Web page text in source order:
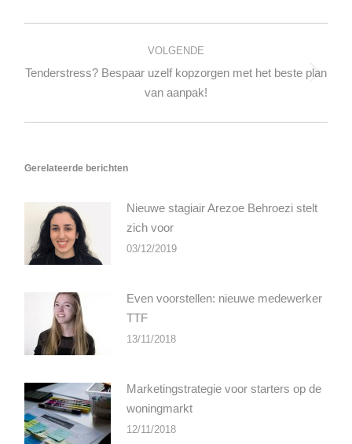
VOLGENDE
Volgend
bericht
Tenderstress? Bespaar uzelf kopzorgen met het beste plan
van aanpak!
Gerelateerde berichten
Nieuwe stagiair Arezoe Behroezi stelt
zich voor
03/12/2019
Even voorstellen: nieuwe medewerker
TTF
13/11/2018
Marketingstrategie voor starters op de
woningmarkt
12/11/2018